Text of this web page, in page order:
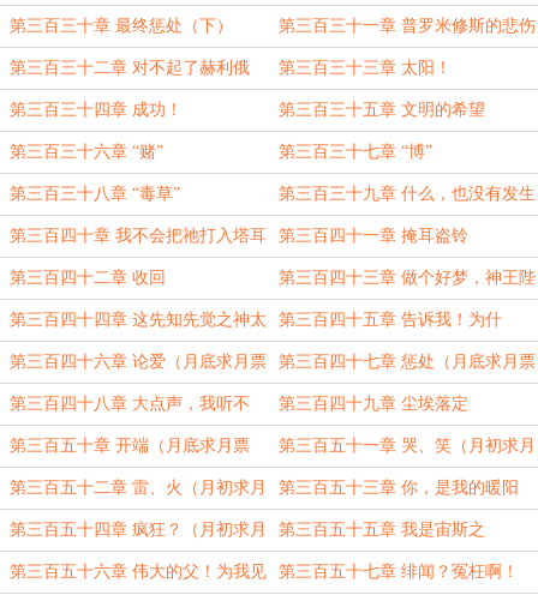
第三百三十章 最终惩处（下） 第三百三十一章 普罗米修斯的悲伤
第三百三十二章 对不起了赫利俄
斯！
第三百三十三章 太阳！
第三百三十四章 成功！ 第三百三十五章 文明的希望
第三百三十六章 “赌” 第三百三十七章 “博”
第三百三十八章 “毒草” 第三百三十九章 什么，也没有发生
第三百四十章 我不会把祂打入塔耳
塔罗斯
第三百四十一章 掩耳盗铃
第三百四十二章 收回 第三百四十三章 做个好梦，神王陛
下
第三百四十四章 这先知先觉之神太
抽象了
第三百四十五章 告诉我！为什
么？！
第三百四十六章 论爱（月底求月票
~~~）
第三百四十七章 惩处（月底求月票
~~~）
第三百四十八章 大点声，我听不
见！
第三百四十九章 尘埃落定
第三百五十章 开端（月底求月票
~~~）
第三百五十一章 哭、笑（月初求月
票~~~）
第三百五十二章 雷、火（月初求月
票~~~）
第三百五十三章 你，是我的暖阳
（月初求月票~~~）
第三百五十四章 疯狂？（月初求月
票~~~）
第三百五十五章 我是宙斯之
子！！！
第三百五十六章 伟大的父！为我见 第三百五十七章 绯闻？冤枉啊！